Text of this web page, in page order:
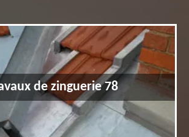
de zinguerie 78